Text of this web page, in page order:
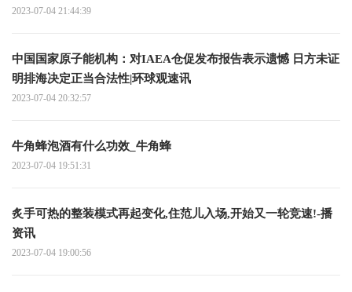
2023-07-04 21:44:39
中国国家原子能机构：对IAEA仓促发布报告表示遗憾 日方未证
明排海决定正当合法性|环球观速讯
2023-07-04 20:32:57
牛角蜂泡酒有什么功效_牛角蜂
2023-07-04 19:51:31
炙手可热的整装模式再起变化,住范儿入场,开始又一轮竞速!-播
资讯
2023-07-04 19:00:56